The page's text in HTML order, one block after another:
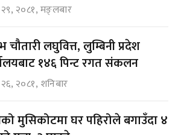
२०८१, मङ्लबार
लघुवित्त, लुम्बिनी प्रदेश
१४६ पिन्ट रगत संकलन
२०८१, शनिबार
मुसिकोटमा घर पहिरोले बगाउँदा ४